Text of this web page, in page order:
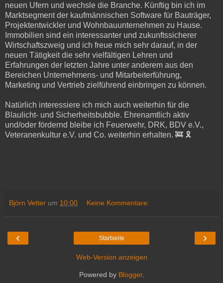
neuen Ufern und wechsle die Branche. Künftig bin ich im
Marktsegment der kaufmännischen Software für Bauträger,
Projektentwickler und Wohnbauunternehmen zu Hause.
Immobilien sind ein interessanter und zukunftssicherer
Wirtschaftszweig und ich freue mich sehr darauf, in der
neuen Tätigkeit die sehr vielfältigen Lehren und
Erfahrungen der letzten Jahre unter anderem aus den
Bereichen Unternehmens- und Mitarbeiterführung,
Marketing und Vertrieb zielführend einbringen zu können.
Natürlich interessiere ich mich auch weiterhin für die
Blaulicht- und Sicherheitsbubble. Ehrenamtlich aktiv
und/oder fördernd bleibe ich Feuerwehr, DRK, BDV e.V.,
Veteranenkultur e.V. und Co. weiterhin erhalten. 🚒 🎗
Björn Vetter um 10:00 Keine Kommentare:
‹ ›
Startseite
Web-Version anzeigen
Powered by Blogger.